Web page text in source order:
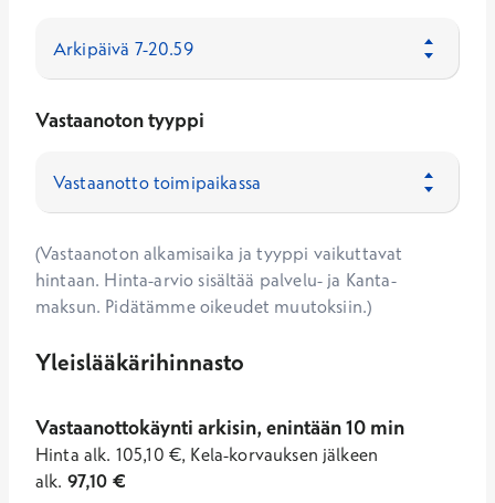
Vastaanoton tyyppi
(Vastaanoton alkamisaika ja tyyppi vaikuttavat
hintaan. Hinta-arvio sisältää palvelu- ja Kanta-
maksun. Pidätämme oikeudet muutoksiin.)
Yleislääkärihinnasto
Vastaanottokäynti arkisin, enintään 10 min
Hinta alk. 105,10 €, Kela-korvauksen jälkeen
alk. 97,10 €